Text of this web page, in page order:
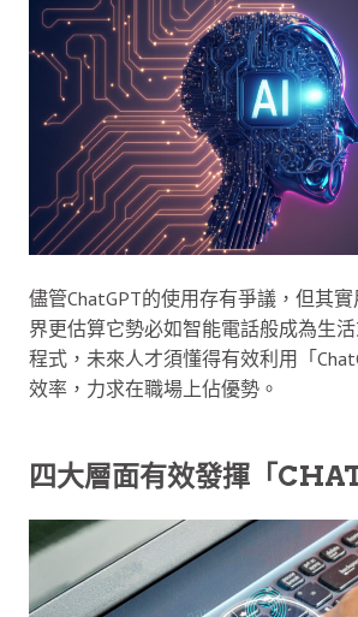
儘管ChatGPT的使用存有爭議，但其
界更估算它勢必如智能電話般成為生
程式，未來人才須懂得有效利用「
效率，力求在職場上佔優勢。
四大層面有效發揮「